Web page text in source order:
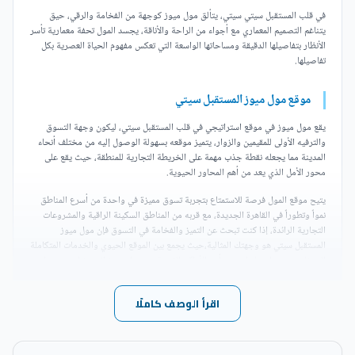
في قلب المستقبل سيتي سيتي، يتألق مول ميوز كوجهة من الفخامة والرقي، حيق
يتناغم التصميم المعماري مع أجواء من الراحة والأناقة، يجسد المول تحفة معمارية تأسر
الأنظار بتفاصيلها الدقيقة ومساحاتها الواسعة التي تعكس مفهوم الحياة العصرية بكل
تفاصيلها.
موقع مول ميوز المستقبل سيتي
يقع مول ميوز في موقع استراتيجي في قلب المستقبل سيتي، ليكون وجهة التسوق
والترفيه الأولى للمقيمين والزوار، يتميز موقعه بسهولة الوصول إليه من مختلف أنحاء
المدينة مما يجعله نقطة جذب مهمة على الخريطة التجارية للمنطقة، حيث يقع على
محور الأمل الذي يعد من أهم المحاور الحيوية.
يتيح موقع المول فرصة للاستمتاع بتجربة تسوق مميزة في واحدة من أسرع المناطق
نمواً وتطوراً في القاهرة الجديدة، مع قربه من المناطق السكينة الراقية والمشروعات
التجارية الرائدة، إذا كنت تبحث عن التميز والفخامة في التسوق فإن مول ميوز
المستقبل سيتي هو وجهتك المثالية،حيث يجمع بين الموقع الحيوي والخدمات المتكاملة
يوجد مول ميوز المستقبل سيتي Muse Mostakbal City
Mall بالقرب من كمبوند ذا بترفلاي المستقبل سيتي، وكمبوند
اقرأ الوصف كاملًا